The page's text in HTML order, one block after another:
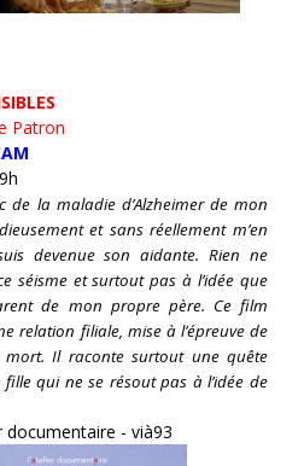
Patron
de la maladie d’Alzheimer de mon
et sans réellement m’en
devenue son aidante. Rien ne
séisme et surtout pas à l’idée que
de mon propre père. Ce film
relation filiale, mise à l’épreuve de
Il raconte surtout une quête
fille qui ne se résout pas à l’idée de
- vià93